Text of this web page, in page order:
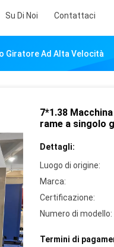
Su Di Noi Contattaci
Giratore Ad Alta Velocità
7*1.38
rame a singolo
Dettagli:
Luogo di origine:
Marca:
Certificazione:
Numero di modello:
Termini di